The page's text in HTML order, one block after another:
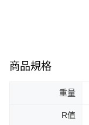
商品規格
重量
R值